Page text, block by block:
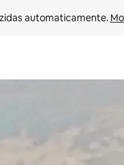
automaticamente.